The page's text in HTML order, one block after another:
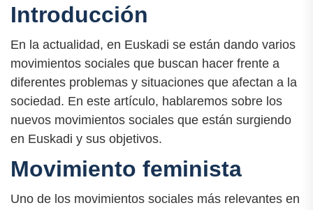
Introducción
En la actualidad, en Euskadi se están dando varios
movimientos sociales que buscan hacer frente a
diferentes problemas y situaciones que afectan a la
sociedad. En este artículo, hablaremos sobre los
nuevos movimientos sociales que están surgiendo
en Euskadi y sus objetivos.
Movimiento feminista
Uno de los movimientos sociales más relevantes en